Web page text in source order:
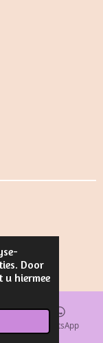
Door
hiermee
WhatsApp